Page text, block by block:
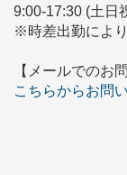
9:00-17:30 (土日
※時差出勤によ
【メールでのお
こちらからお問